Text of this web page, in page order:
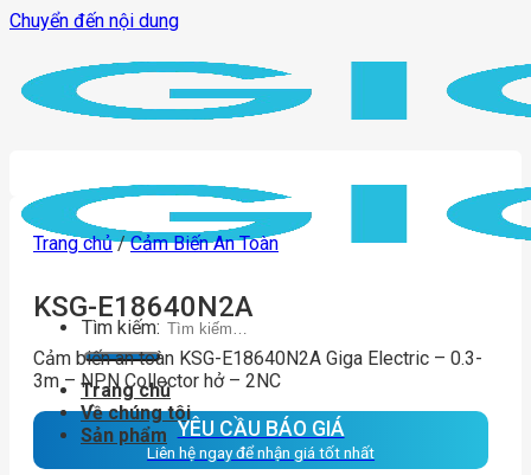
Chuyển đến nội dung
Tìm kiếm:
Trang chủ
Về chúng tôi
Sản phẩm
Trang chủ / Cảm Biến An Toàn
KSG-E18640N2A
Cảm biến an toàn KSG-E18640N2A Giga Electric – 0.3-
3m – NPN Collector hở – 2NC
YÊU CẦU BÁO GIÁ
Liên hệ ngay để nhận giá tốt nhất